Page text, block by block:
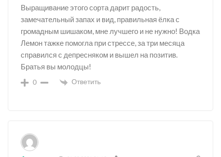
Выращивание этого сорта дарит радость,
замечательный запах и вид, правильная ёлка с
громадным шишаком, мне лучшего и не нужно! Водка
Лемон тажке помогла при стрессе, за три месяца
справился с депресняком и вышел на позитив.
Братья вы молодцы!
0 Ответить